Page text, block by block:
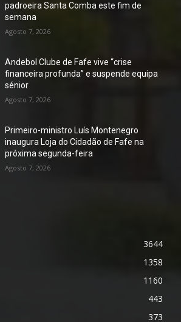
padroeira Santa Comba este fim de
semana
Agosto 7, 2026
Andebol Clube de Fafe vive “crise
financeira profunda” e suspende equipa
sénior
Agosto 7, 2026
Primeiro-ministro Luís Montenegro
inaugura Loja do Cidadão de Fafe na
próxima segunda-feira
Agosto 7, 2026
3644
1358
1160
443
373